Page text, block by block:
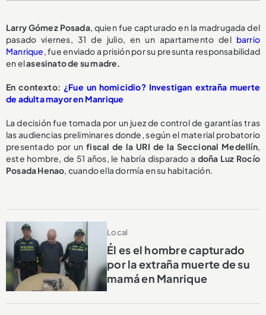
Larry Gómez Posada, quien fue capturado en la madrugada del
pasado viernes, 31 de julio, en un apartamento del barrio
Manrique, fue enviado a prisión por su presunta responsabilidad
en elasesinato de su madre.
En contexto: ¿Fue un homicidio? Investigan extraña muerte
de adulta mayor en Manrique
La decisión fue tomada por un juez de control de garantías tras
las audiencias preliminares donde, según el material probatorio
presentado por unfiscal de la URI de la Seccional Medellín,
este hombre, de 51 años, le habría disparado a doña Luz Rocío
Posada Henao, cuando ella dormía en su habitación.
Local
Él es el hombre capturado
por la extraña muerte de su
mamá en Manrique